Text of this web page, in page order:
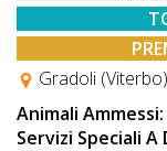
Gradoli
Animali Ammessi:
Servizi Speciali A